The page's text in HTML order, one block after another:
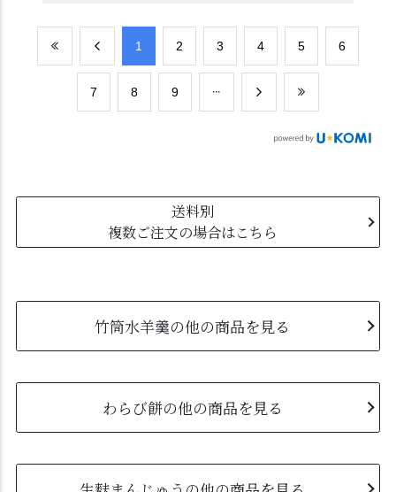
​1 ​2 ​3 ​4 ​5 ​6
​7 ​8 ​9
送料別
複数ご注文の場合はこちら
竹筒水羊羹の他の商品を見る
わらび餅の他の商品を見る